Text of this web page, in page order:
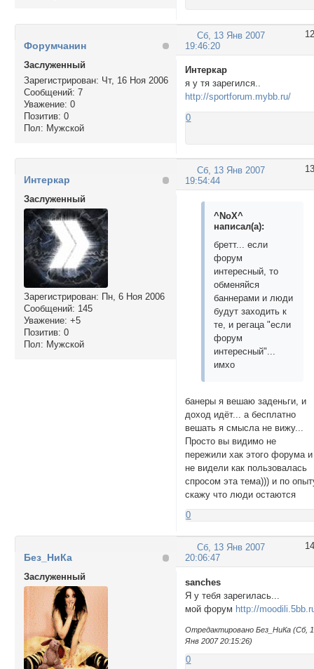
12
Сб, 13 Янв 2007
19:46:20
Форумчанин
Заслуженный
Зарегистрирован: Чт, 16 Ноя 2006
Сообщений: 7
Уважение: 0
Позитив: 0
Пол: Мужской
Интеркар
я у тя зарегился..
http://sportforum.mybb.ru/
0
13
Сб, 13 Янв 2007
19:54:44
Интеркар
Заслуженный
Зарегистрирован: Пн, 6 Ноя 2006
Сообщений: 145
Уважение: +5
Позитив: 0
Пол: Мужской
^NoX^
написал(а):
бретт... если
форум
интересный, то
обменяйся
баннерами и люди
будут заходить к
те, и регаца "если
форум
интересный"...
имхо
банеры я вешаю заденьги, и
доход идёт... а бесплатно
вешать я смысла не вижу...
Просто вы видимо не
пережили хак этого форума и
не видели как пользовалась
спросом эта тема))) и по
скажу что люди остаются
0
14
Сб, 13 Янв 2007
20:06:47
Без_НиКа
Заслуженный
sanches
Я у тебя зарегилась...
мой форум http://
Отредактировано Без_НиКа (Сб,
Янв 2007 20:15:26)
0